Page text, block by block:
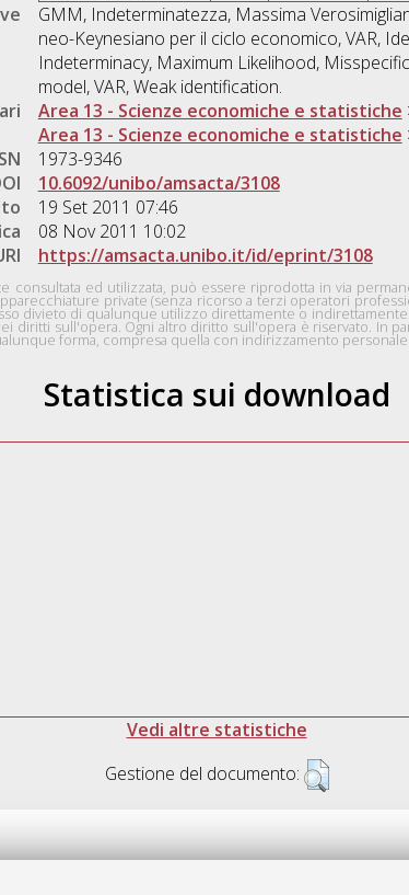
GMM, Indeterminatezza, Massima
neo-Keynesiano per il ciclo economico, VAR,
Indeterminacy, Maximum Likelihood,
model, VAR, Weak identification.
Area 13 - Scienze economiche e statistiche
Area 13 - Scienze economiche e statistiche
1973-9346
10.6092/unibo/amsacta/3108
19 Set 2011 07:46
08 Nov 2011 10:02
https://amsacta.unibo.it/id/eprint/3108
ed utilizzata, può essere riprodotta in via
private (senza ricorso a terzi operatori
divieto di qualunque utilizzo direttamente o
diritti sull'opera. Ogni altro diritto sull'opera è riservato. In
forma, compresa quella con indirizzamento personale
Statistica sui download
Vedi altre statistiche
Gestione del documento: